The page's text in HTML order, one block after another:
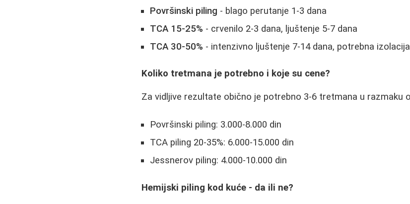
Površinski piling - blago perutanje 1-3 dana
TCA 15-25% - crvenilo 2-3 dana, ljuštenje 5-7 dana
TCA 30-50% - intenzivno ljuštenje 7-14 dana, potrebna izolacija
Koliko tretmana je potrebno i koje su cene?
Za vidljive rezultate obično je potrebno 3-6 tretmana u razmaku
Površinski piling: 3.000-8.000 din
TCA piling 20-35%: 6.000-15.000 din
Jessnerov piling: 4.000-10.000 din
Hemijski piling kod kuće - da ili ne?